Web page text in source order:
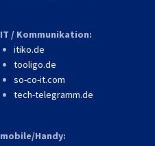
IT / Kommunikation:
itiko.de
tooligo.de
so-co-it.com
tech-telegramm.de
mobile/Handy: